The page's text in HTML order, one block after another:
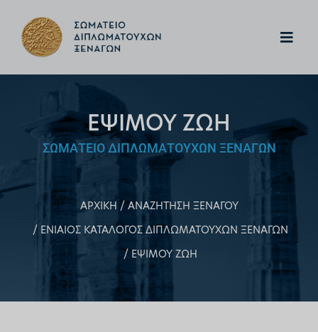
ΕΨΙΜΟΥ ΖΩΗ
ΣΩΜΑΤΕΙΟ ΔΙΠΛΩΜΑΤΟΥΧΩΝ ΞΕΝΑΓΩΝ
ΑΡΧΙΚΗ
ΑΝΑΖΗΤΗΣΗ ΞΕΝΑΓΟΥ
ΕΝΙΑΙΟΣ ΚΑΤΑΛΟΓΟΣ ΔΙΠΛΩΜΑΤΟΥΧΩΝ ΞΕΝΑΓΩΝ
ΕΨΙΜΟΥ ΖΩΗ